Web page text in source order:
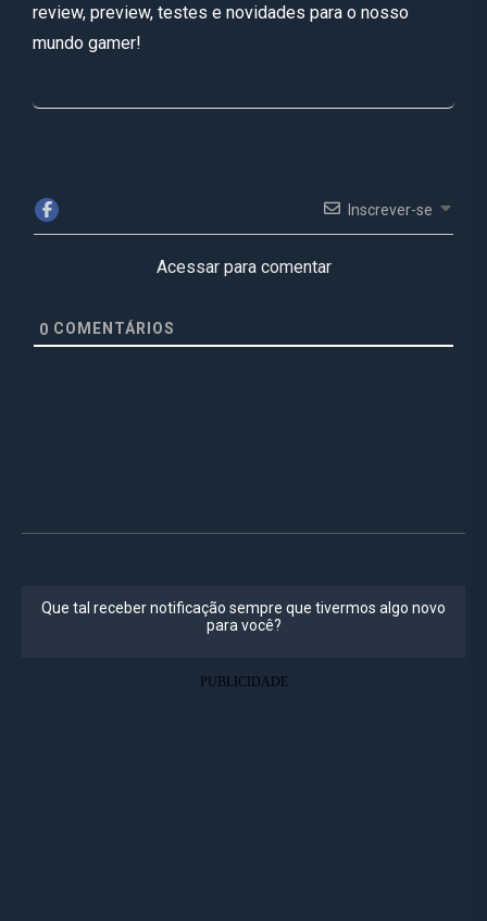
review, preview, testes e novidades para o nosso
mundo gamer!
Inscrever-se
Acessar para comentar
0 COMENTÁRIOS